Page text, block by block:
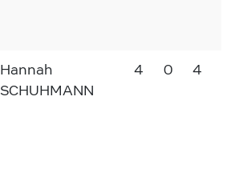
Hannah
SCHUHMANN
4 0 4